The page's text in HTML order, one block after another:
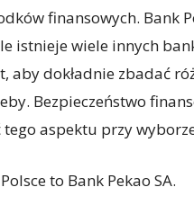
finansowych. Bank
istnieje wiele innych
aby dokładnie zbadać
Bezpieczeństwo
aspektu przy
to Bank Pekao SA.